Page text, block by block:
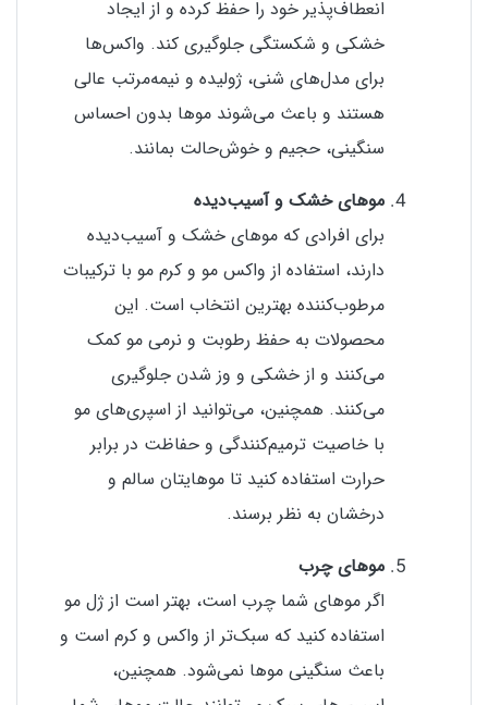
انعطاف‌پذیر خود را حفظ کرده و از ایجاد
خشکی و شکستگی جلوگیری کند. واکس‌ها
برای مدل‌های شنی، ژولیده و نیمه‌مرتب عالی
هستند و باعث می‌شوند موها بدون احساس
سنگینی، حجیم و خوش‌حالت بمانند.
موهای خشک و آسیب‌دیده
برای افرادی که موهای خشک و آسیب‌دیده
دارند، استفاده از واکس مو و کرم مو با ترکیبات
مرطوب‌کننده بهترین انتخاب است. این
محصولات به حفظ رطوبت و نرمی مو کمک
می‌کنند و از خشکی و وز شدن جلوگیری
می‌کنند. همچنین، می‌توانید از اسپری‌های مو
با خاصیت ترمیم‌کنندگی و حفاظت در برابر
حرارت استفاده کنید تا موهایتان سالم و
درخشان به نظر برسند.
موهای چرب
اگر موهای شما چرب است، بهتر است از ژل مو
استفاده کنید که سبک‌تر از واکس و کرم است و
باعث سنگینی موها نمی‌شود. همچنین،